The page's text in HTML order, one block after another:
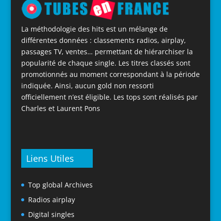
La méthodologie des hits est un mélange de
différentes données : classements radios, airplay,
passages TV, ventes… permettant de hiérarchiser la
popularité de chaque single. Les titres classés sont
promotionnés au moment correspondant à la période
indiquée. Ainsi, aucun gold non ressorti
officiellement n’est éligible. Les tops sont réalisés par
Charles et Laurent Pons
Liens Utiles
Top global Archives
Radios airplay
Digital singles